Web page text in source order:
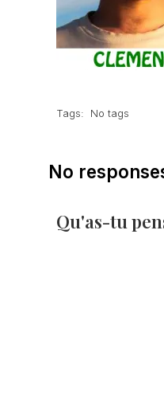
Tags: No tags
No
Qu'as-tu